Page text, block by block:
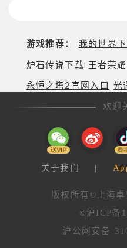
游戏推荐： 我的世界
炉石传说下载 王者荣
永恒之塔2官网入口
光
欢迎
关于我们 |
版权所有©上海
©沪ICP备
沪公网安备